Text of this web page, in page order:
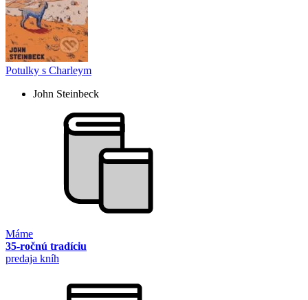
Potulky s Charleym
John Steinbeck
Máme
35-ročnú tradíciu
predaja kníh